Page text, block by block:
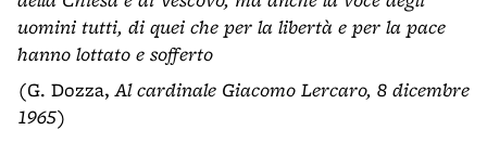
uomini tutti, di quei che per la libertà e per la pace
hanno lottato e sofferto
(G. Dozza,Al cardinale Giacomo Lercaro, 8 dicembre
1965)